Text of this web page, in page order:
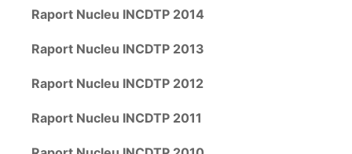
Raport Nucleu INCDTP 2014
Raport Nucleu INCDTP 2013
Raport Nucleu INCDTP 2012
Raport Nucleu INCDTP 2011